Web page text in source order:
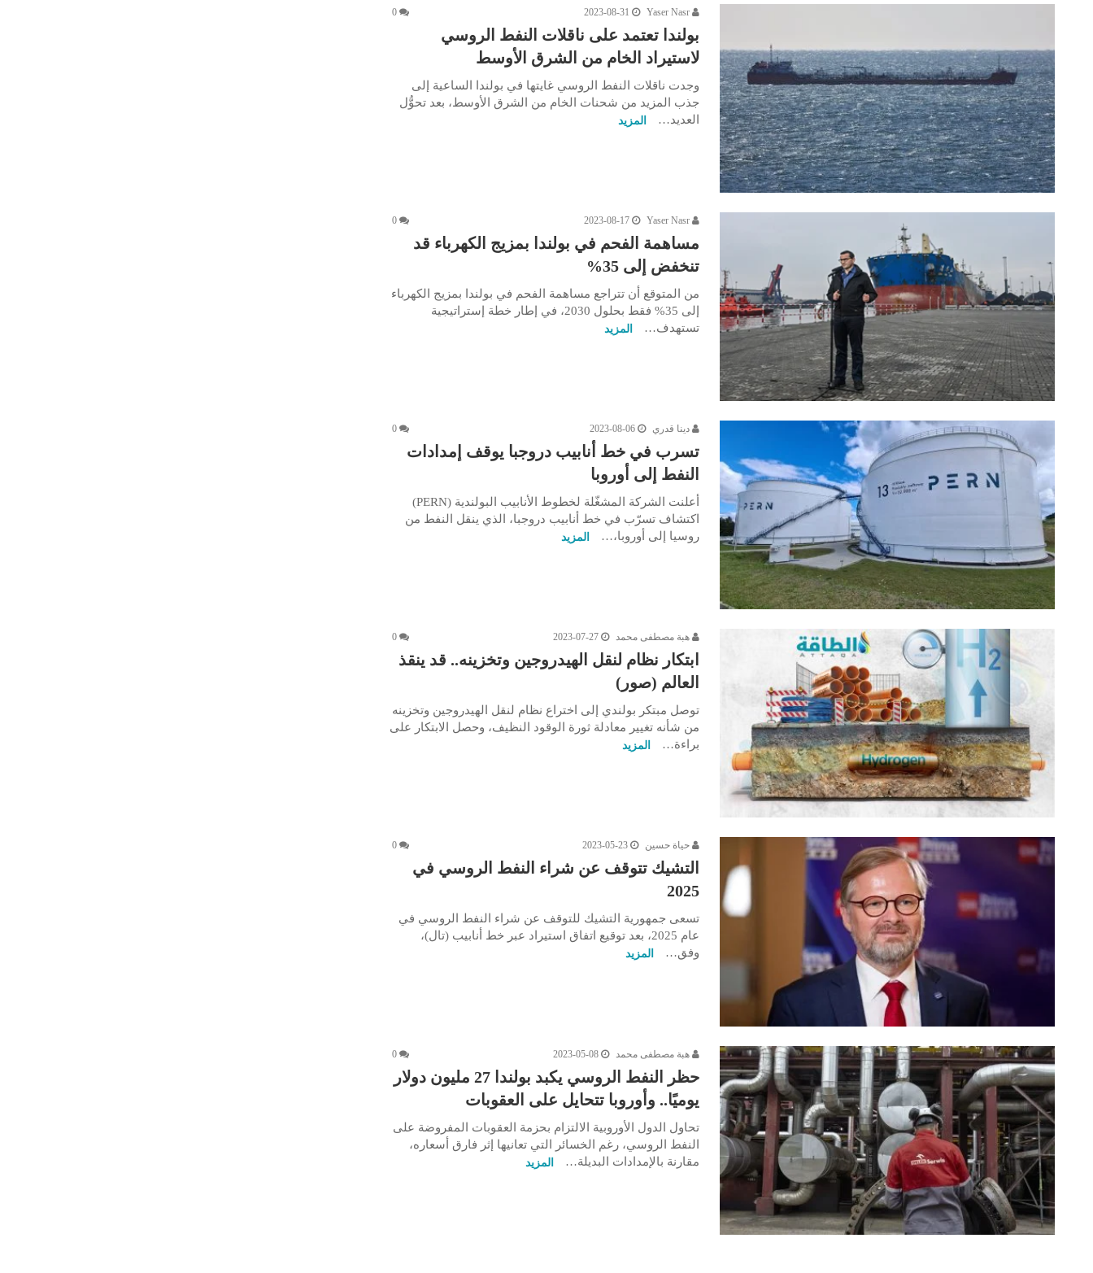
Yaser Nasr
2023-08-31
0
بولندا تعتمد على ناقلات النفط الروسي
لاستيراد الخام من الشرق الأوسط
وجدت ناقلات النفط الروسي غايتها في بولندا الساعية إلى
جذب المزيد من شحنات الخام من الشرق الأوسط، بعد تحوُّل
العديد…
المزيد
Yaser Nasr
2023-08-17
0
مساهمة الفحم في بولندا بمزيج الكهرباء قد
تنخفض إلى 35%
من المتوقع أن تتراجع مساهمة الفحم في بولندا بمزيج الكهرباء
إلى 35% فقط بحلول 2030، في إطار خطة إستراتيجية
تستهدف…
المزيد
دينا قدري 2023-08-06
0
تسرب في خط أنابيب دروجبا يوقف إمدادات
النفط إلى أوروبا
أعلنت الشركة المشغّلة لخطوط الأنابيب البولندية (PERN)
اكتشاف تسرّب في خط أنابيب دروجبا، الذي ينقل النفط من
روسيا إلى أوروبا،…
المزيد
هبة مصطفى محمد 2023-07-27
0
ابتكار نظام لنقل الهيدروجين وتخزينه.. قد ينقذ
العالم (صور)
توصل مبتكر بولندي إلى اختراع نظام لنقل الهيدروجين وتخزينه
من شأنه تغيير معادلة ثورة الوقود النظيف، وحصل الابتكار على
براءة…
المزيد
حياة حسين 2023-05-23
0
التشيك تتوقف عن شراء النفط الروسي في
2025
تسعى جمهورية التشيك للتوقف عن شراء النفط الروسي في
عام 2025، بعد توقيع اتفاق استيراد عبر خط أنابيب (تال)،
وفق…
المزيد
هبة مصطفى محمد 2023-05-08
0
حظر النفط الروسي يكبد بولندا 27 مليون دولار
يوميًا.. وأوروبا تتحايل على العقوبات
تحاول الدول الأوروبية الالتزام بحزمة العقوبات المفروضة على
النفط الروسي، رغم الخسائر التي تعانيها إثر فارق أسعاره،
مقارنة بالإمدادات البديلة…
المزيد